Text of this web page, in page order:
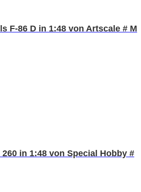
F-86 D in 1:48 von Artscale # M
in 1:48 von Special Hobby #